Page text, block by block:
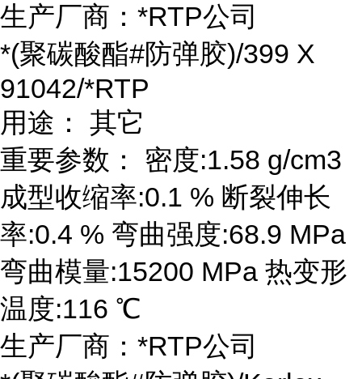
生产厂商：*RTP公司
*(聚碳酸酯#防弹胶)/399 X
91042/*RTP
用途： 其它
重要参数： 密度:1.58 g/cm3
成型收缩率:0.1 % 断裂伸长
率:0.4 % 弯曲强度:68.9 MPa
弯曲模量:15200 MPa 热变形
温度:116 ℃
生产厂商：*RTP公司